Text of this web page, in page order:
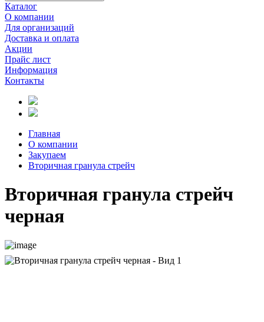
Каталог
О компании
Для организаций
Доставка и оплата
Акции
Прайс лист
Информация
Контакты
Главная
О компании
Закупаем
Вторичная гранула стрейч
Вторичная гранула стрейч
черная